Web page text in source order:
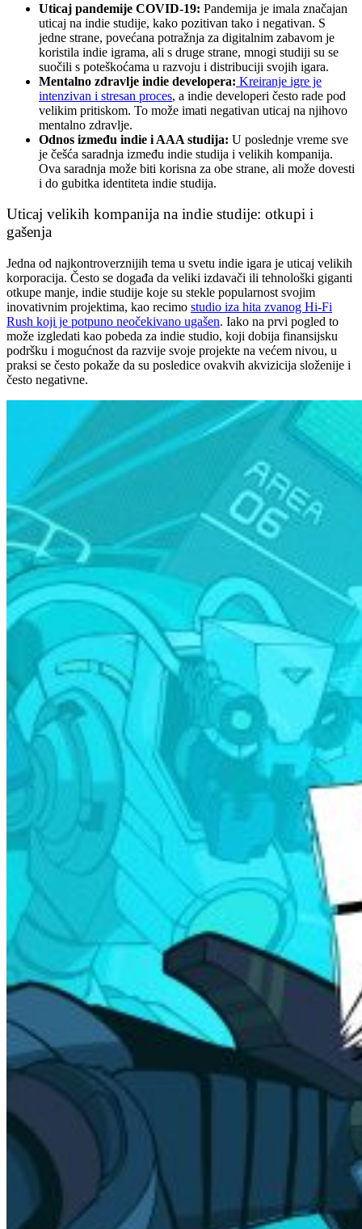
Uticaj pandemije COVID-19: Pandemija je imala značajan
uticaj na indie studije, kako pozitivan tako i negativan. S
jedne strane, povećana potražnja za digitalnim zabavom je
koristila indie igrama, ali s druge strane, mnogi studiji su se
suočili s poteškoćama u razvoju i distribuciji svojih igara.
Mentalno zdravlje indie developera: Kreiranje igre je
intenzivan i stresan proces, a indie developeri često rade pod
velikim pritiskom. To može imati negativan uticaj na njihovo
mentalno zdravlje.
Odnos između indie i AAA studija: U poslednje vreme sve
je češća saradnja između indie studija i velikih kompanija.
Ova saradnja može biti korisna za obe strane, ali može dovesti
i do gubitka identiteta indie studija.
Uticaj velikih kompanija na indie studije: otkupi i
gašenja
Jedna od najkontroverznijih tema u svetu indie igara je uticaj velikih
korporacija. Često se događa da veliki izdavači ili tehnološki giganti
otkupe manje, indie studije koje su stekle popularnost svojim
inovativnim projektima, kao recimo studio iza hita zvanog Hi-Fi
Rush koji je potpuno neočekivano ugašen. Iako na prvi pogled to
može izgledati kao pobeda za indie studio, koji dobija finansijsku
podršku i mogućnost da razvije svoje projekte na većem nivou, u
praksi se često pokaže da su posledice ovakvih akvizicija složenije i
često negativne.